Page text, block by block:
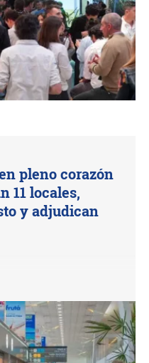
pleno corazón
11 locales,
y adjudican